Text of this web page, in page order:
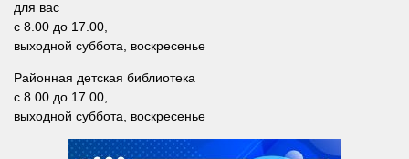
Методический отдел
Отдел информационных технологий и информационно-
Отдел комплектования и обработки литературы
Детская библиотека
Личный кабинет
для вас
с 8.00 до 17.00,
выходной суббота, воскресенье
Районная детская библиотека
с 8.00 до 17.00,
выходной суббота, воскресенье